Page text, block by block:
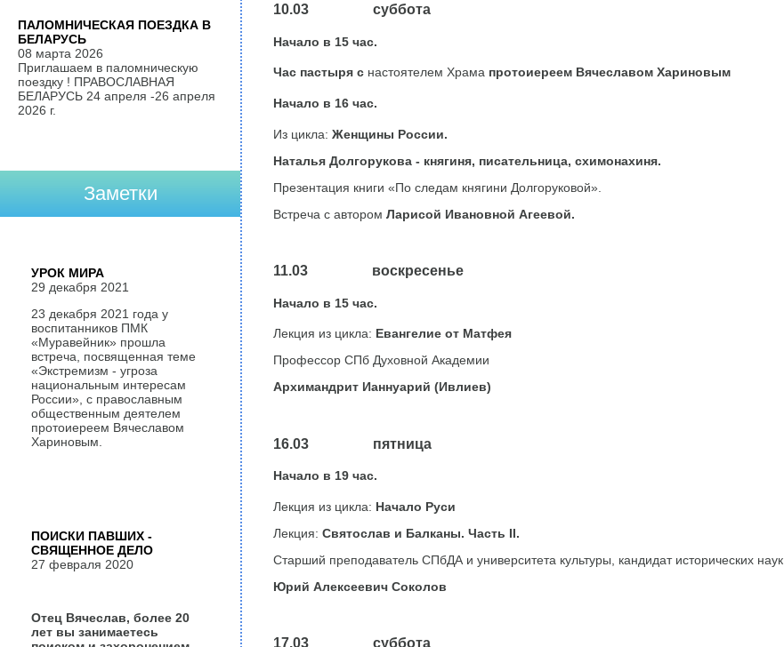
10.03 суббота
Начало в 15 час.
Час пастыря снастоятелем Храмапротоиереем Вячеславом Хариновым
Начало в 16 час.
Из цикла: Женщины России.
Наталья Долгорукова - княгиня, писательница, схимонахиня.
Презентация книги «По следам княгини Долгоруковой».
Встреча с автором Ларисой Ивановной Агеевой.
11.03 воскресенье
Начало в 15 час.
Лекция из цикла: Евангелие от Матфея
Профессор СПб Духовной Академии
Архимандрит Ианнуарий (Ивлиев)
16.03 пятница
Начало в 19 час.
Лекция из цикла: Начало Руси
Лекция: Святослав и Балканы. Часть II.
Старший преподаватель СПбДА и университета культуры, кандидат исторических наук
Юрий Алексеевич Соколов
17.03 суббота
ПАЛОМНИЧЕСКАЯ ПОЕЗДКА В
БЕЛАРУСЬ
08 марта 2026
Приглашаем в паломническую
поездку ! ПРАВОСЛАВНАЯ
БЕЛАРУСЬ 24 апреля -26 апреля
2026 г.
Заметки
УРОК МИРА
29 декабря 2021
23 декабря 2021 года у
воспитанников ПМК
«Муравейник» прошла
встреча, посвященная теме
«Экстремизм - угроза
национальным интересам
России», с православным
общественным деятелем
протоиереем Вячеславом
Хариновым.
ПОИСКИ ПАВШИХ -
СВЯЩЕННОЕ ДЕЛО
27 февраля 2020
Отец Вячеслав, более 20
лет вы занимаетесь